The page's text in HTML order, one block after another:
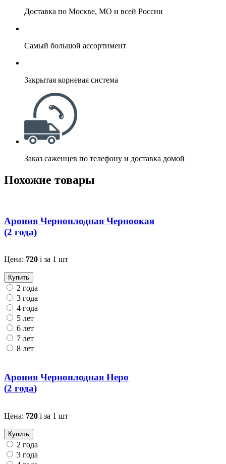
Доставка по Москве, МО и всей России
Самый большой ассортимент
Закрытая корневая система
Заказ саженцев по телефону и доставка домой
Похожие товары
Арония Черноплодная Черноокая
(2 года)
Цена: 720 i за 1 шт
Купить
2 года
3 года
4 года
5 лет
6 лет
7 лет
8 лет
Арония Черноплодная Неро
(2 года)
Цена: 720 i за 1 шт
Купить
2 года
3 года